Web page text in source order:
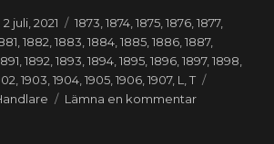
Publicerat
den
2 juli, 2021 Kategorier
1873,1874,1875,1876,1877,
,1882,1883,1884,1885,1886,1887,
,1892,1893,1894,1895,1896,1897,1898,
,1903,1904,1905,1906,1907, L,T
Lämna en kommentartill